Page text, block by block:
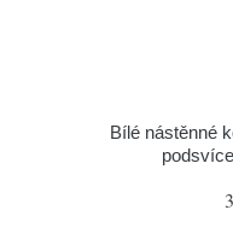
Bílé nástěnné